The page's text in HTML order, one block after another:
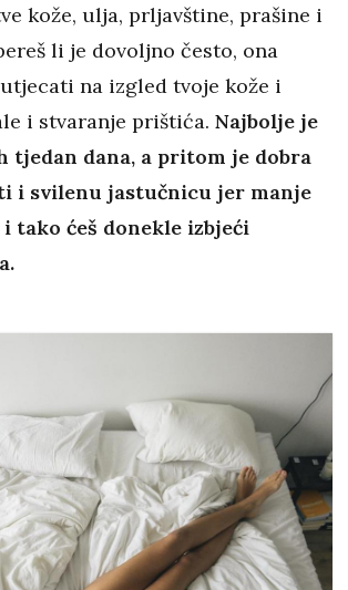
kože, ulja, prljavštine, prašine i
li je dovoljno često, ona
na izgled tvoje kože i
i stvaranje prištića. Najbolje je
tjedan dana, a pritom je dobra
i svilenu jastučnicu jer manje
tako ćeš donekle izbjeći